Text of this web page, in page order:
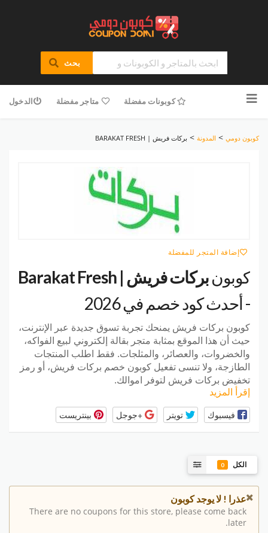
بحث
للمحتوى
كوبونات مفضلة متاجر مفضلة الدخول
كوبون دومي > المدونة > بركات فريش | BARAKAT FRESH
إضافة المتجر للمفضلة
كوبونبركات فريش | Barakat Fresh
- أحدث كود خصم في 2026
كوبون بركات فريش يمنحك تجربة تسوق جديدة عبر الإنترنت،
حيث أن هذا الموقع بمثابة متجر بقالة إلكتروني لبيع الفواكه،
والخضروات، والعصائر، والمثلجات. فقط اطلب المنتجات
الطازجة، ولا تنسى تفعيل كوبون خصم بركات فريش، أو رمز
تخفيض بركات فريش لتوفر اموالك.
إقرأ المزيد
فيسبوك تويتر +جوجل بينتريست
الكل 0
عذرا ! لا يوجد كوبون
There are no coupons for this store, please come back
later.